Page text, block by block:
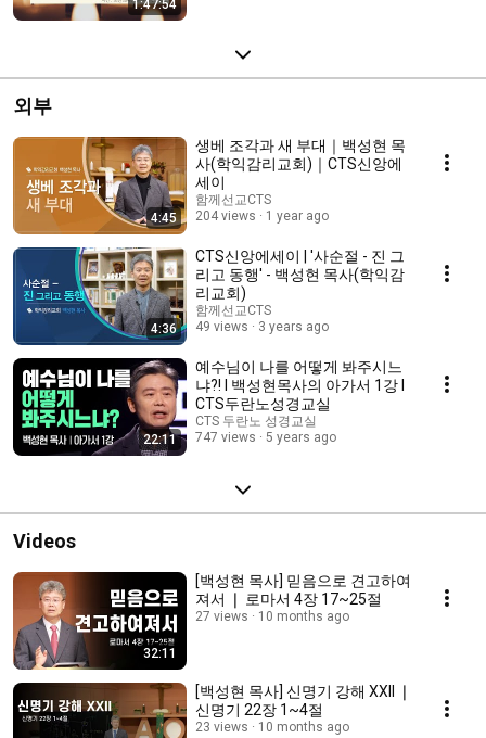
1:47:54
외부
4:45
생베 조각과 새 부대｜백성현 목
사(학익감리교회)｜CTS신앙에
세이
함께선교CTS
204 views
1 year ago
4:36
CTS신앙에세이 | '사순절 - 진 그
리고 동행' - 백성현 목사(학익감
리교회)
함께선교CTS
49 views
3 years ago
22:11
예수님이 나를 어떻게 봐주시느
냐?! I 백성현목사의 아가서 1강 I
CTS두란노성경교실
CTS 두란노 성경교실
747 views
5 years ago
Videos
32:11
[백성현 목사] 믿음으로 견고하여
져서 ❘ 로마서 4장 17~25절
27 views 10 months ago
[백성현 목사] 신명기 강해 XXII ❘
신명기 22장 1~4절
23 views 10 months ago